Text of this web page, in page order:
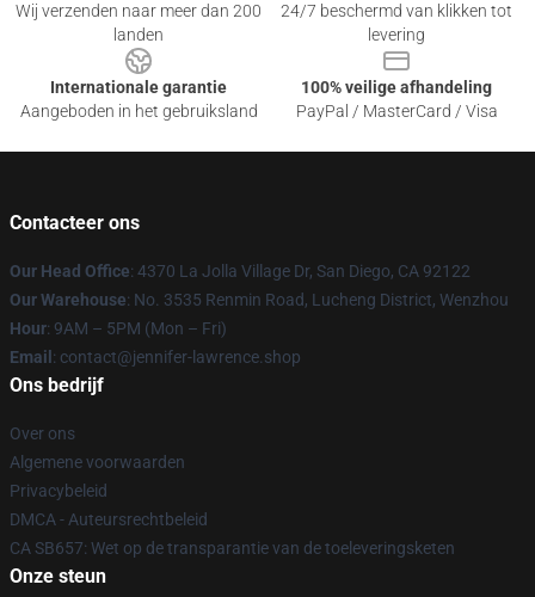
Wij verzenden naar meer dan 200
landen
24/7 beschermd van klikken tot
levering
Internationale garantie
Aangeboden in het gebruiksland
100% veilige afhandeling
PayPal / MasterCard / Visa
Contacteer ons
Our Head Office: 4370 La Jolla Village Dr, San Diego, CA 92122
Our Warehouse: No. 3535 Renmin Road, Lucheng District, Wenzhou
Hour: 9AM – 5PM (Mon – Fri)
Email : contact@jennifer-lawrence.shop
Ons bedrijf
Over ons
Algemene voorwaarden
Privacybeleid
DMCA - Auteursrechtbeleid
CA SB657: Wet op de transparantie van de toeleveringsketen
Onze steun